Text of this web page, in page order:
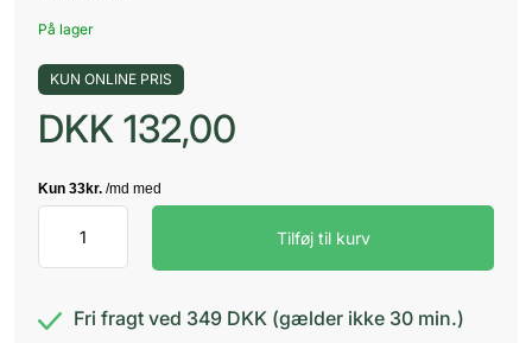
På lager
KUN ONLINE PRIS
DKK 132,00
Eye
antal
Tilføj til kurv
Fri fragt ved 349 DKK (gælder ikke 30 min.)